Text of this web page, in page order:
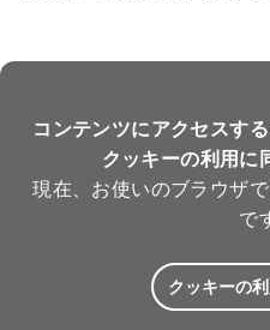
コンテンツにアクセスす
クッキーの利用に
現在、お使いのブラウザ
で
クッキーの